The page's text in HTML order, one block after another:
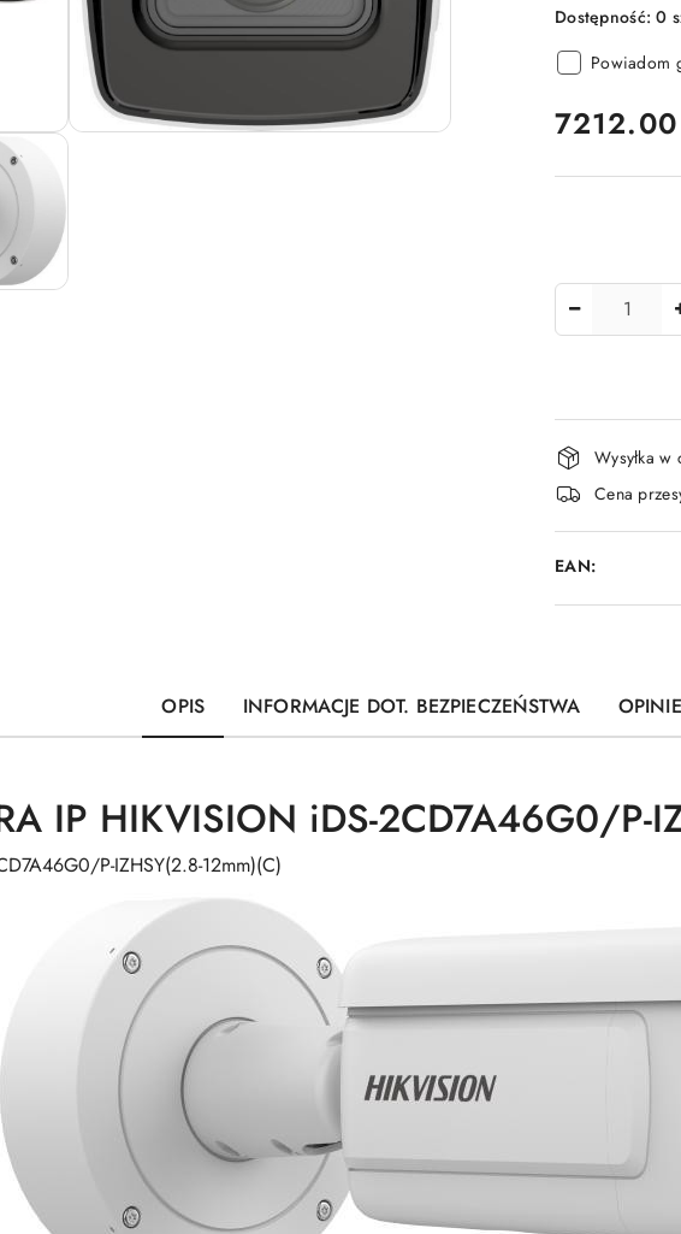
Dostępność:0
Powiadom
cena:
7212.00
i
dostawa
Wysyłka w
Cena
EAN:
OPIS INFORMACJE DOT. BEZPIECZEŃSTWA
IP HIKVISION iDS-2CD7A46G0/P-
P-IZHSY(2.8-12mm)(C)